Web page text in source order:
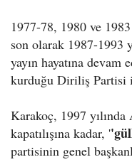
1977-78, 1980 ve
son olarak 1987-1993
yayın hayatına devam
kurduğu Diriliş Partisi
Karakoç, 1997 yılında
kapatılışına kadar, '
partisinin genel